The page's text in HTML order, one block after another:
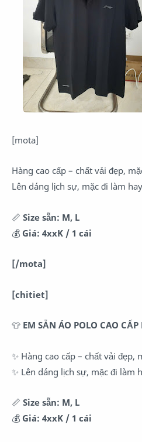
[mota]
Hàng cao cấp – chất vải đẹp,
Lên dáng lịch sự, mặc đi làm
📏 Size sẵn: M, L
💰 Giá: 4xxK / 1 cái
[/mota]
[chitiet]
👕 EM SẴN ÁO POLO CAO CẤP
✨ Hàng cao cấp – chất vải đẹp,
✨ Lên dáng lịch sự, mặc đi làm
📏 Size sẵn: M, L
💰 Giá: 4xxK / 1 cái